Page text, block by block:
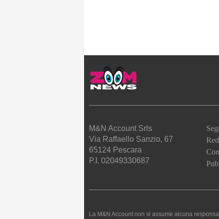
M&N Account Srls
Via Raffaello Sanzio, 67
65124 Pescara
P.I. 02049330687
La M&N Account non si assume alcuna